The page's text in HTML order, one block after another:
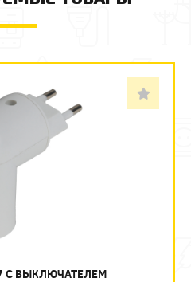
С ВЫКЛЮЧАТЕЛЕМ